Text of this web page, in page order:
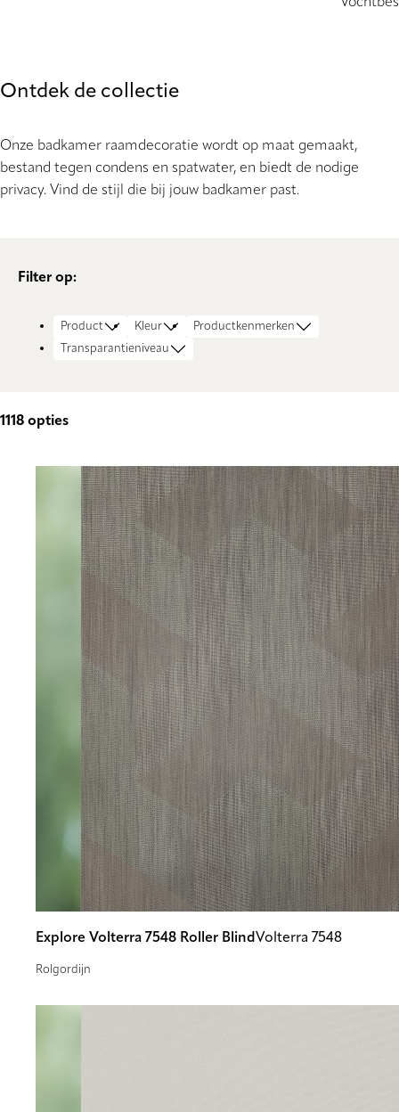
Ontdek de collectie
Onze badkamer raamdecoratie wordt op maat gemaakt,
bestand tegen condens en spatwater, en biedt de nodige
privacy. Vind de stijl die bij jouw badkamer past.
Filter op:
Product Kleur
Productkenmerken
Transparantieniveau
1118 opties
Explore Volterra 7548 Roller BlindVolterra 7548
Rolgordijn